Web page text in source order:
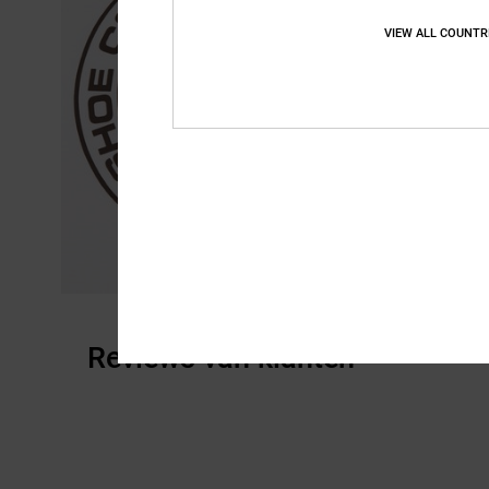
Reviews van klanten
VIEW ALL